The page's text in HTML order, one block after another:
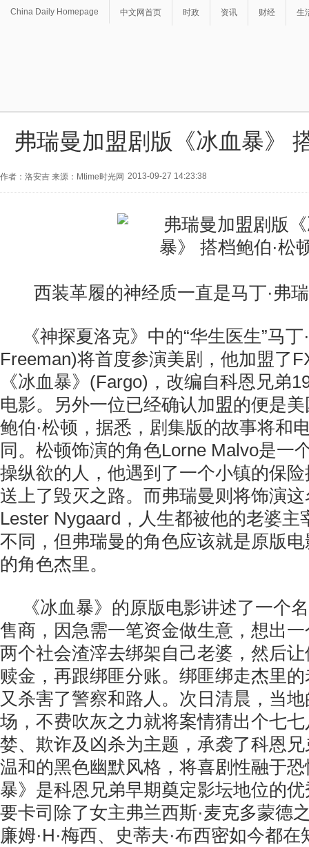
China Daily Homepage 中文网首页 时政 资讯 财经 生
弗瑞曼加盟剧版《冰血暴》
作者：洛安吉 来源：Mtime时光网 2013-09-27 14:23:38
西装革履的神经质一直是马丁·弗
《神探夏洛克》中的“华生医生”马
Freeman)将首度参演美剧，他加盟了
《冰血暴》(Fargo)，改编自科恩兄弟
电影。另外一位已经确认加盟的便是
鲍伯·松顿，据悉，剧集版的故事将和
同。松顿饰演的角色Lorne Malvo是一
操纵欲的人，他遇到了一个小镇的保
送上了毁灭之路。而弗瑞曼则将饰演
Lester Nygaard，人生都被他的老婆主
不同，但弗瑞曼的角色应该就是原版电
的角色杰里。
《冰血暴》的原版电影讲述了一个
售商，因急需一笔资金做生意，想出
两个社会渣滓去绑架自己老婆，然后
赎金，再跟绑匪分账。绑匪绑走杰里
又杀害了警察和路人。次日清晨，当
场，不费吹灰之力就将案情猜出个七
婪、欺诈及凶杀为主题，承袭了科恩
温和的黑色幽默风格，将喜剧性融于
暴》是科恩兄弟早期奠定影坛地位的
要卡司除了女主弗兰西斯·麦克多蒙德
廉姆·H·梅西、史蒂夫·布西密如今都